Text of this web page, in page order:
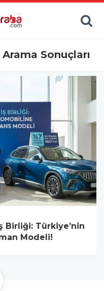
Sonuçları
Birliği: Türkiye’nin
Modeli!